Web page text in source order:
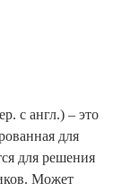
с англ.) – это
для
для решения
Может